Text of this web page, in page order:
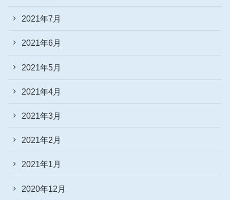
2021年7月
2021年6月
2021年5月
2021年4月
2021年3月
2021年2月
2021年1月
2020年12月